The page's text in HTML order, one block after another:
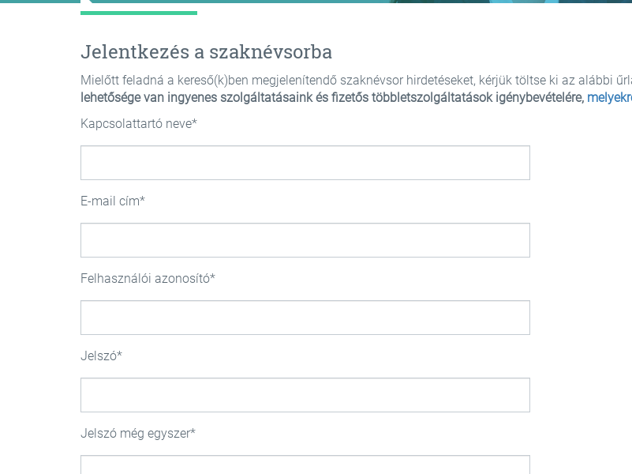
Jelentkezés a szaknévsorba
Mielőtt feladná a kereső(k)ben megjelenítendő szaknévsor hirdetéseket, kérjük töltse ki az alábbi
lehetősége van ingyenes szolgáltatásaink és fizetős többletszolgáltatások igénybevételére,
Kapcsolattartó neve
E-mail cím
Felhasználói azonosító
Jelszó
Jelszó még egyszer